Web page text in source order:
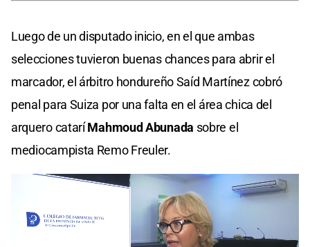
Luego de un disputado inicio, en el que ambas
selecciones tuvieron buenas chances para abrir el
marcador, el árbitro hondureño Saíd Martínez cobró
penal para Suiza por una falta en el área chica del
arquero cataríMahmoud Abunada sobre el
mediocampista Remo Freuler.